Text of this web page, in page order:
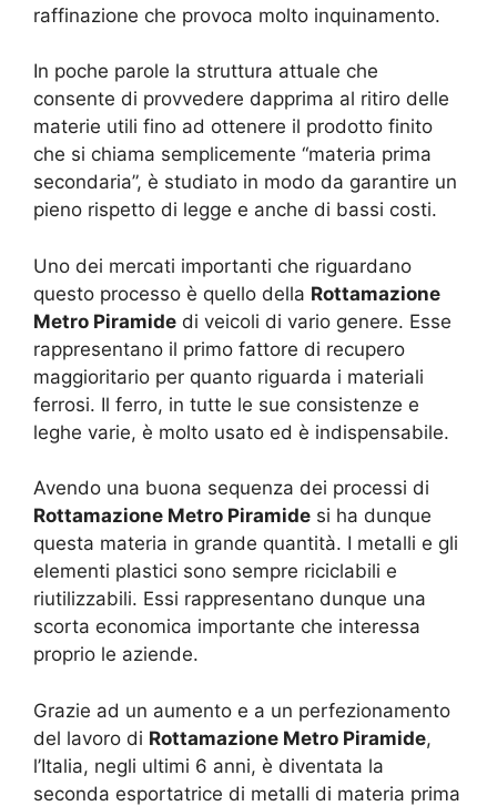
raffinazione che provoca molto inquinamento.
In poche parole la struttura attuale che
consente di provvedere dapprima al ritiro delle
materie utili fino ad ottenere il prodotto finito
che si chiama semplicemente “materia prima
secondaria”, è studiato in modo da garantire un
pieno rispetto di legge e anche di bassi costi.
Uno dei mercati importanti che riguardano
questo processo è quello della Rottamazione
Metro Piramide di veicoli di vario genere. Esse
rappresentano il primo fattore di recupero
maggioritario per quanto riguarda i materiali
ferrosi. Il ferro, in tutte le sue consistenze e
leghe varie, è molto usato ed è indispensabile.
Avendo una buona sequenza dei processi di
Rottamazione Metro Piramide si ha dunque
questa materia in grande quantità. I metalli e gli
elementi plastici sono sempre riciclabili e
riutilizzabili. Essi rappresentano dunque una
scorta economica importante che interessa
proprio le aziende.
Grazie ad un aumento e a un perfezionamento
del lavoro di Rottamazione Metro Piramide,
l’Italia, negli ultimi 6 anni, è diventata la
seconda esportatrice di metalli di materia prima